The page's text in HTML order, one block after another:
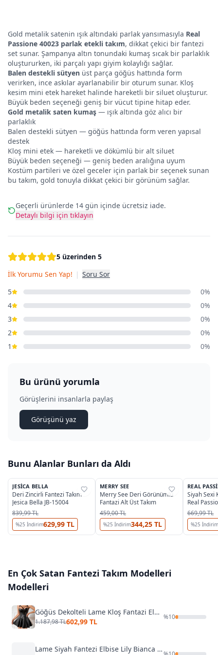
Gold metalik satenin ışık altındaki parlak yansımasıyla Real
Passione 40023 parlak etekli takım, dikkat çekici bir fantezi
set sunar. Şampanya altın tonundaki kumaş sıcak bir parlaklık
oluştururken, iki parçalı yapı giyim kolaylığı sağlar.
Balen destekli sütyen üst parça göğüs hattında form
verirken, ince askılar ayarlanabilir bir oturum sunar. Kloş
kesim mini etek hareket halinde hareketli bir siluet oluşturur.
Büyük beden seçeneği geniş bir vücut tipine hitap eder.
Gold metalik saten kumaş — ışık altında göz alıcı bir
parlaklık
Balen destekli sütyen — göğüs hattında form veren yapısal
destek
Kloş mini etek — hareketli ve dökümlü bir alt siluet
Büyük beden seçeneği — geniş beden aralığına uyum
Kostüm partileri ve özel geceler için parlak bir seçenek sunan
bu takım, gold tonuyla dikkat çekici bir görünüm sağlar.
Geçerli ürünlerde 14 gün içinde ücretsiz iade.
Detaylı bilgi için tıklayın
5 üzerinden 5
İlk Yorumu Sen Yap! | Soru Sor
5
0%
4
0%
3
0%
2
0%
1
0%
Bu ürünü yorumla
Görüşlerini insanlarla paylaş
Görüşünü yaz
Bunu Alanlar Bunları da Aldı
%38
JESICA BELLA
Deri Zincirli Fantezi Takım
Jesica Bella JB-15004
839,99 TL
%25 İndirim629,99 TL
%35
MERRY SEE
Merry See Deri Görünümlü
Fantazi Alt Üst Takım
459,00 TL
%25 İndirim344,25 TL
%58
REAL
Siyah Sexi
Real
669,99 TL
%25 İndirim
En Çok Satan Fantezi Takım Modelleri
Modelleri
Göğüs Dekolteli Lame Kloş Fantazi Elbise Real Passione 21105
1.187,98 TL602,99 TL
%10
Lame Siyah Fantezi Elbise Lily Bianca LB-173